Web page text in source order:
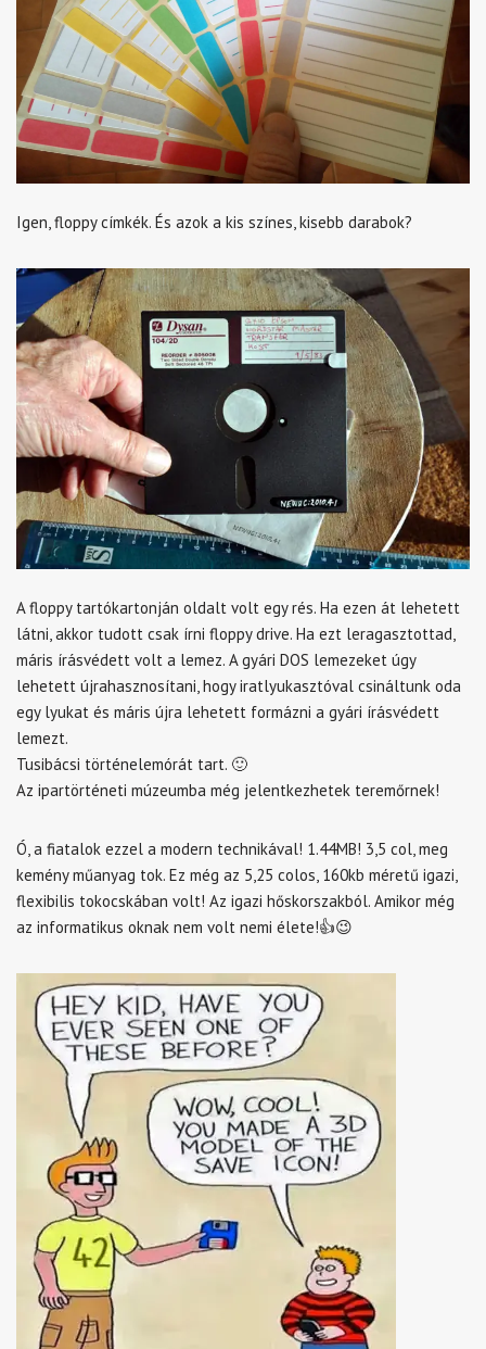
Igen, floppy címkék. És azok a kis színes, kisebb darabok?
A floppy tartókartonján oldalt volt egy rés. Ha ezen át lehetett
látni, akkor tudott csak írni floppy drive. Ha ezt leragasztottad,
máris írásvédett volt a lemez. A gyári DOS lemezeket úgy
lehetett újrahasznosítani, hogy iratlyukasztóval csináltunk oda
egy lyukat és máris újra lehetett formázni a gyári írásvédett
lemezt.
Tusibácsi történelemórát tart. 🙂
Az ipartörténeti múzeumba még jelentkezhetek teremőrnek!
Ó, a fiatalok ezzel a modern technikával! 1.44MB! 3,5 col, meg
kemény műanyag tok. Ez még az 5,25 colos, 160kb méretű igazi,
flexibilis tokocskában volt! Az igazi hőskorszakból. Amikor még
az informatikus oknak nem volt nemi élete!👍😉